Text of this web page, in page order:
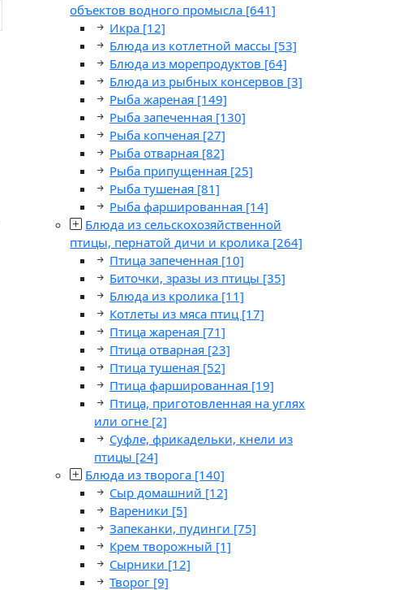
объектов водного промысла [641]
Икра [12]
Блюда из котлетной массы [53]
Блюда из морепродуктов [64]
Блюда из рыбных консервов [3]
Рыба жареная [149]
Рыба запеченная [130]
Рыба копченая [27]
Рыба отварная [82]
Рыба припущенная [25]
Рыба тушеная [81]
Рыба фаршированная [14]
Блюда из сельскохозяйственной
птицы, пернатой дичи и кролика [264]
Птица запеченная [10]
Биточки, зразы из птицы [35]
Блюда из кролика [11]
Котлеты из мяса птиц [17]
Птица жареная [71]
Птица отварная [23]
Птица тушеная [52]
Птица фаршированная [19]
Птица, приготовленная на углях
или огне [2]
Суфле, фрикадельки, кнели из
птицы [24]
Блюда из творога [140]
Сыр домашний [12]
Вареники [5]
Запеканки, пудинги [75]
Крем творожный [1]
Сырники [12]
Творог [9]